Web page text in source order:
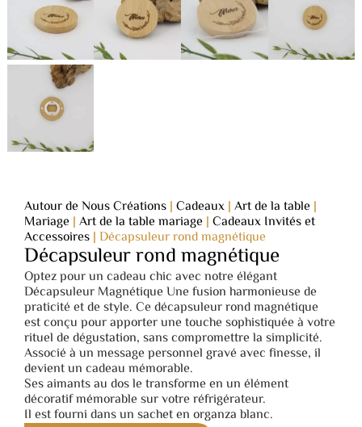
Autour de Nous Créations |Cadeaux |Art de la table |
Mariage |Art de la table mariage |Cadeaux Invités et
Accessoires |Décapsuleur rond magnétique
Décapsuleur rond magnétique
Optez pour un cadeau chic avec notre élégant
Décapsuleur Magnétique Une fusion harmonieuse de
praticité et de style. Ce décapsuleur rond magnétique
est conçu pour apporter une touche sophistiquée à votre
rituel de dégustation, sans compromettre la simplicité.
Associé à un message personnel gravé avec finesse, il
devient un cadeau mémorable.
Ses aimants au dos le transforme en un élément
décoratif mémorable sur votre réfrigérateur.
Il est fourni dans un sachet en organza blanc.